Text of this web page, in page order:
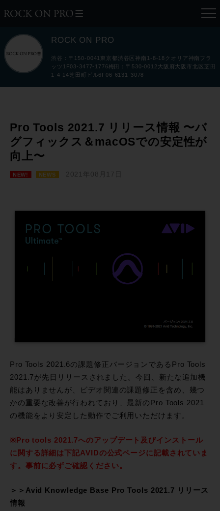
ROCK ON PRO
渋谷：〒150-0041東京都渋谷区神南1-8-18クオリア神南フラ
ッツ1F03-3477-1776梅田：〒530-0012大阪府大阪市北区芝田
1-4-14芝田町ビル6F06-6131-3078
Pro Tools 2021.7 リリース情報 〜バ
グフィックス＆macOSでの安定性が
向上〜
NEW! NEWS 2021年08月17日
Pro Tools 2021.6の課題修正バージョンであるPro Tools
2021.7が先日リリースされました。今回、新たな追加機
能はありませんが、ビデオ関連の課題修正を含め、幾つ
かの重要な改善が行われており、最新のPro Tools 2021
の機能をより安定した動作でご利用いただけます。
※Pro tools 2021.7へのアップデート及びインストール
に関する詳細は下記AVIDの公式ページに記載されていま
す。事前に必ずご確認ください。
＞＞Avid Knowledge Base Pro Tools 2021.7 リリース
情報